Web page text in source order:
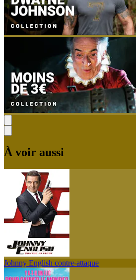
À voir aussi
Johnny English contre-attaque